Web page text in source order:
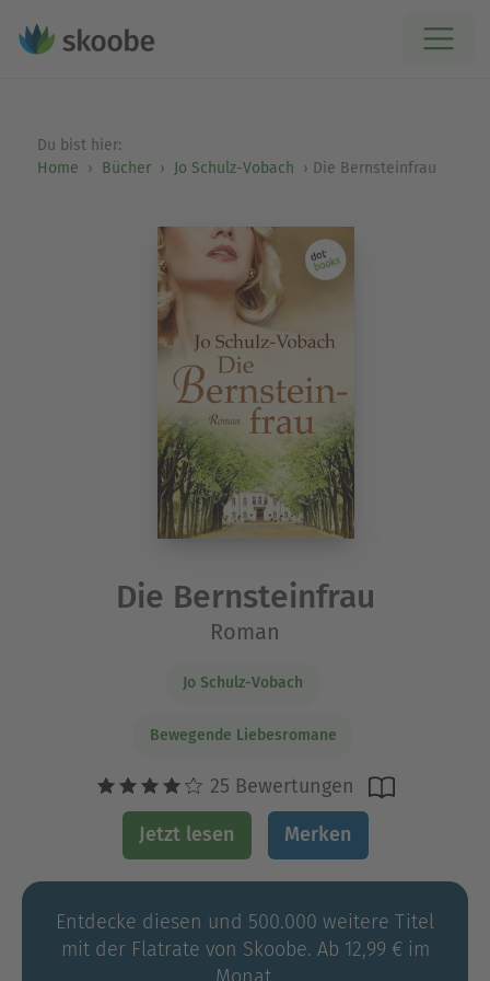
Du bist hier:
Home
Bücher Jo Schulz-Vobach Die Bernsteinfrau
Die Bernsteinfrau
Roman
Jo Schulz-Vobach
Bewegende Liebesromane
25 Bewertungen
Jetzt lesen Merken
Entdecke diesen und 500.000 weitere Titel
mit der Flatrate von Skoobe. Ab 12,99 € im